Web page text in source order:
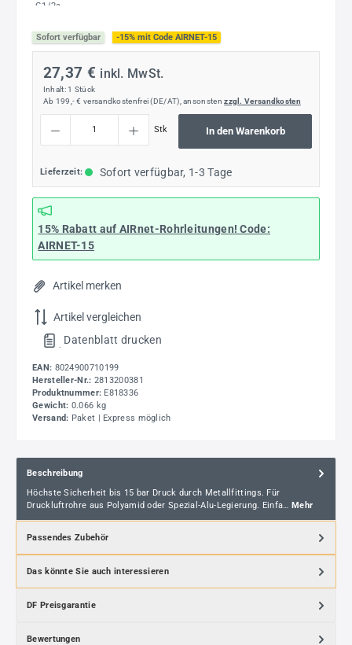
Sofort verfügbar -15% mit Code AIRNET-15
27,37 € inkl. MwSt.
Inhalt: 1 Stück
Ab 199,- € versandkostenfrei (DE/AT), ansonstenzzgl. Versandkosten
Stk In den Warenkorb
Lieferzeit: Sofort verfügbar, 1-3 Tage
15% Rabatt auf AIRnet-Rohrleitungen! Code:
AIRNET-15
Artikel merken
Artikel vergleichen
. Datenblatt drucken
EAN: 8024900710199
Hersteller-Nr.: 2813200381
Produktnummer: E818336
Gewicht: 0.066 kg
Versand: Paket | Express möglich
Beschreibung
Höchste Sicherheit bis 15 bar Druck durch Metallfittings. Für
Druckluftrohre aus Polyamid oder Spezial-Alu-Legierung. Einfa… Mehr
Passendes Zubehör
Das könnte Sie auch interessieren
DF Preisgarantie
Bewertungen